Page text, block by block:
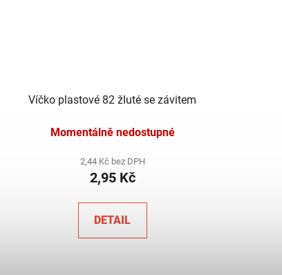
Víčko plastové 82 žluté se závitem
Momentálně nedostupné
2,44 Kč bez DPH
2,95 Kč
DETAIL